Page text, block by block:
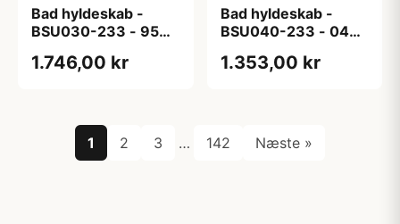
Bad hyldeskab -
BSU030-233 - 95
Hvidmalet, grebsfri
1.746,00 kr
Bad hyldeskab -
BSU040-233 - 04
1.353,00 kr
1 2 3 … 142 Næste »